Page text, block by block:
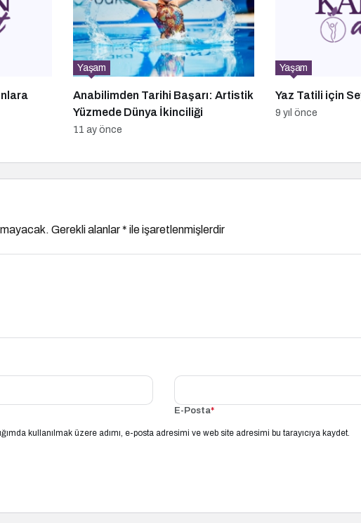
Anabilimden Tarihi Başarı: Artistik
Yüzmede Dünya İkinciliği
Yaşam
11 ay önce
Yaz Tatili için
Yaşam
9 yıl önce
Gerekli alanlar* ile işaretlenmişlerdir
E-Posta*
kullanılmak üzere adımı, e-posta adresimi ve web site adresimi bu tarayıcıya kaydet.